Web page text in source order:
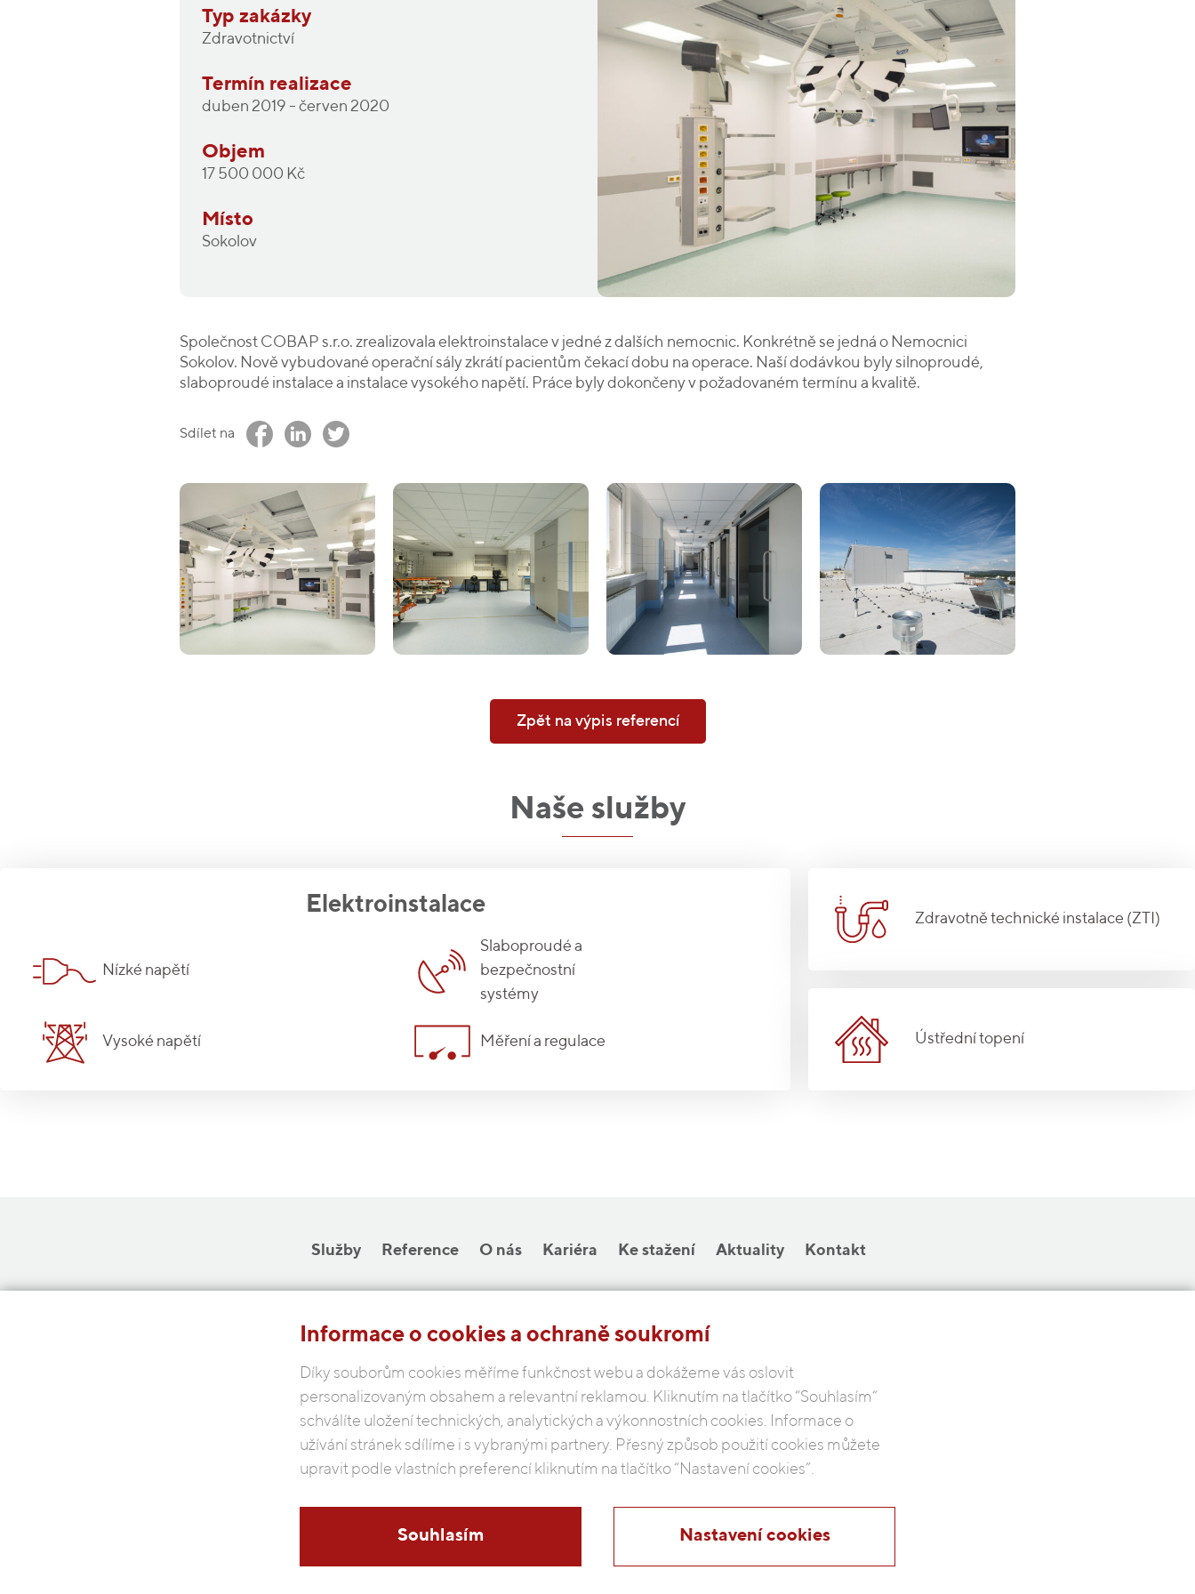
Typ zakázky
Zdravotnictví
Termín realizace
duben 2019 - červen 2020
Objem
17 500 000 Kč
Místo
Sokolov
Společnost COBAP s.r.o. zrealizovala elektroinstalace v jedné z dalších nemocnic. Konkrétně se jedná o Nemocnici
Sokolov. Nově vybudované operační sály zkrátí pacientům čekací dobu na operace. Naší dodávkou byly silnoproudé,
slaboproudé instalace a instalace vysokého napětí. Práce byly dokončeny v požadovaném termínu a kvalitě.
Sdílet na
Zpět na výpis referencí
Naše služby
Elektroinstalace
Nízké napětí
Slaboproudé a
bezpečnostní
systémy
Vysoké napětí Měření a regulace
Zdravotně technické instalace (ZTI)
Ústřední topení
Služby Reference O nás Kariéra Ke stažení Aktuality Kontakt
Michelská 18/12a, 140 00 Praha 4
Česká republika
Podmínky ochrany osobních údajů
Informace o cookies a ochraně soukromí
Díky souborům cookies měříme funkčnost webu a dokážeme vás oslovit
personalizovaným obsahem a relevantní reklamou. Kliknutím na tlačítko “Souhlasím“
schválíte uložení technických, analytických a výkonnostních cookies. Informace o
užívání stránek sdílíme i s vybranými partnery. Přesný způsob použití cookies můžete
upravit podle vlastních preferencí kliknutím na tlačítko “Nastavení cookies”.
Souhlasím Nastavení cookies